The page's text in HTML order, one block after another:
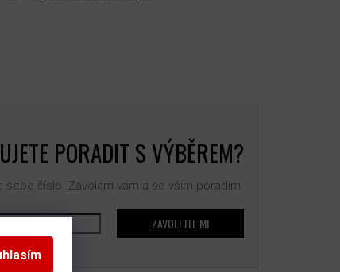
PORADIT S VÝBĚREM?
sebe číslo. Zavolám vám a se vším poradím.
ZAVOLEJTE MI